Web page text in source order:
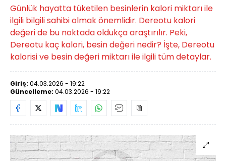
Günlük hayatta tüketilen besinlerin kalori miktarı ile
ilgili bilgili sahibi olmak önemlidir. Dereotu kalori
değeri de bu noktada oldukça araştırılır. Peki,
Dereotu kaç kalori, besin değeri nedir? İşte, Dereotu
kalorisi ve besin değeri miktarı ile ilgili tüm detaylar.
Giriş: 04.03.2026 - 19:22
Güncelleme: 04.03.2026 - 19:22